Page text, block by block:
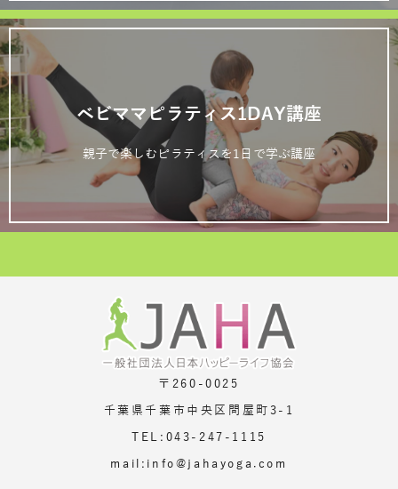
ベビママピラティス1DAY講座
親子で楽しむピラティスを1日で学ぶ講座
〒260-0025
千葉県千葉市中央区問屋町3-1
TEL:043-247-1115
mail:info@jahayoga.com